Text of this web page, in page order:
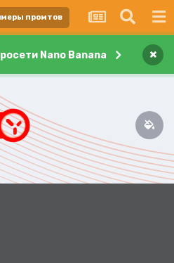
промтов
Nano Banana ×